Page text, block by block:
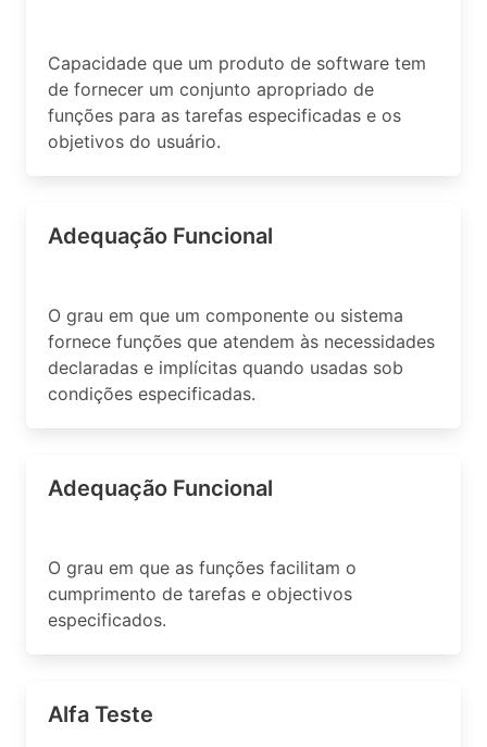
Capacidade que um produto de software tem
de fornecer um conjunto apropriado de
funções para as tarefas especificadas e os
objetivos do usuário.
Adequação Funcional
O grau em que um componente ou sistema
fornece funções que atendem às necessidades
declaradas e implícitas quando usadas sob
condições especificadas.
Adequação Funcional
O grau em que as funções facilitam o
cumprimento de tarefas e objectivos
especificados.
Alfa Teste